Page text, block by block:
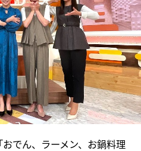
でん、ラーメン、お鍋料理